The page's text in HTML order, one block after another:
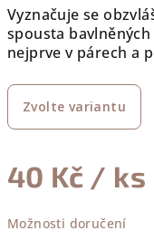
Vyznačuje se
spousta
nejprve v párech a
Zvolte variantu
40 Kč / ks
cena:
Možnosti doručení